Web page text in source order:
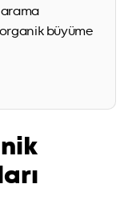
arama
organik büyüme